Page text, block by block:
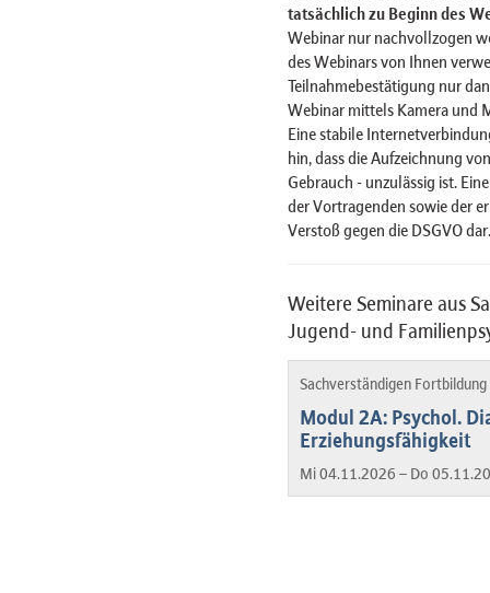
tatsächlich zu Beginn des
Webinar nur nachvollzogen
des Webinars von Ihnen
Teilnahmebestätigung nur
Webinar mittels Kamera und
Eine stabile
hin, dass die Aufzeichnung
Gebrauch - unzulässig ist.
der Vortragenden sowie der
Verstoß gegen die DSGVO dar.
Weitere Seminare aus
Jugend- und
Sachverständigen
Modul 2A: Psychol.
Erziehungsfähigkeit
Mi 04.11.2026 – Do